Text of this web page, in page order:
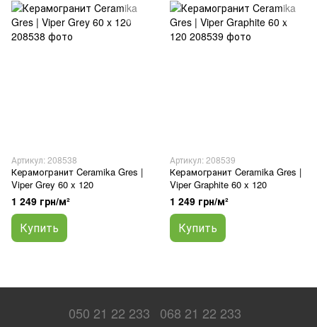
Артикул: 208538
Керамогранит Ceramika Gres |
Viper Grey 60 x 120
1 249 грн/м²
Купить
Артикул: 208539
Керамогранит Ceramika Gres |
Viper Graphite 60 x 120
1 249 грн/м²
Купить
050 21 22 233 068 21 22 233